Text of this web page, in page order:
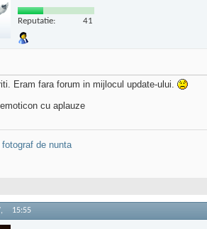
Reputatie: 41
Eram fara forum in mijlocul update-ului.
cu aplauze
fotograf de nunta
15:55